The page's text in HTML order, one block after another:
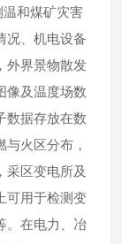
和煤矿灾害
况、机电设备
外界景物散发
像及温度场数
数据存放在数
火区分布，
采区变电所及
可用于检测变
。在电力、冶